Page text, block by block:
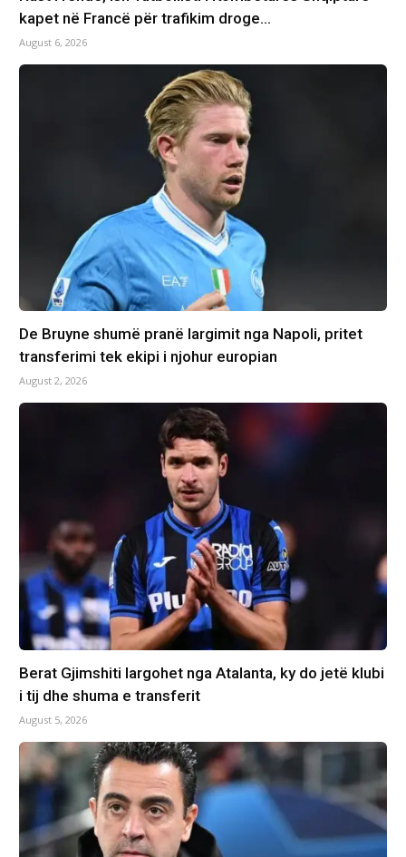
kapet në Francë për trafikim droge…
August 6, 2026
De Bruyne shumë pranë largimit nga Napoli, pritet
transferimi tek ekipi i njohur europian
August 2, 2026
Berat Gjimshiti largohet nga Atalanta, ky do jetë klubi
i tij dhe shuma e transferit
August 5, 2026